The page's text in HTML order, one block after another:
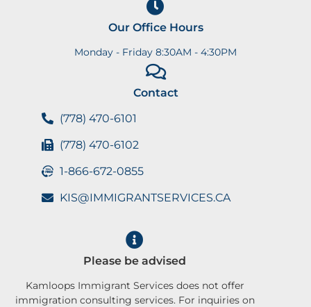
Our Office Hours
Monday - Friday 8:30AM - 4:30PM
Contact
(778) 470-6101
(778) 470-6102
1-866-672-0855
KIS@IMMIGRANTSERVICES.CA
Please be advised
Kamloops Immigrant Services does not offer
immigration consulting services. For inquiries on